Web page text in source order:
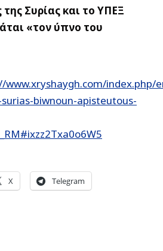
Συρίας και το ΥΠΕΞ
«τον ύπνο του
www.xryshaygh.com/index.php/
biwnoun-apisteutous-
X Telegram